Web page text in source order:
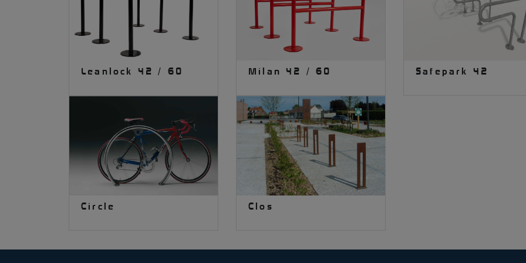
Leanlock 42 / 60 Milan 42 / 60 Safepark 42
Circle Clos